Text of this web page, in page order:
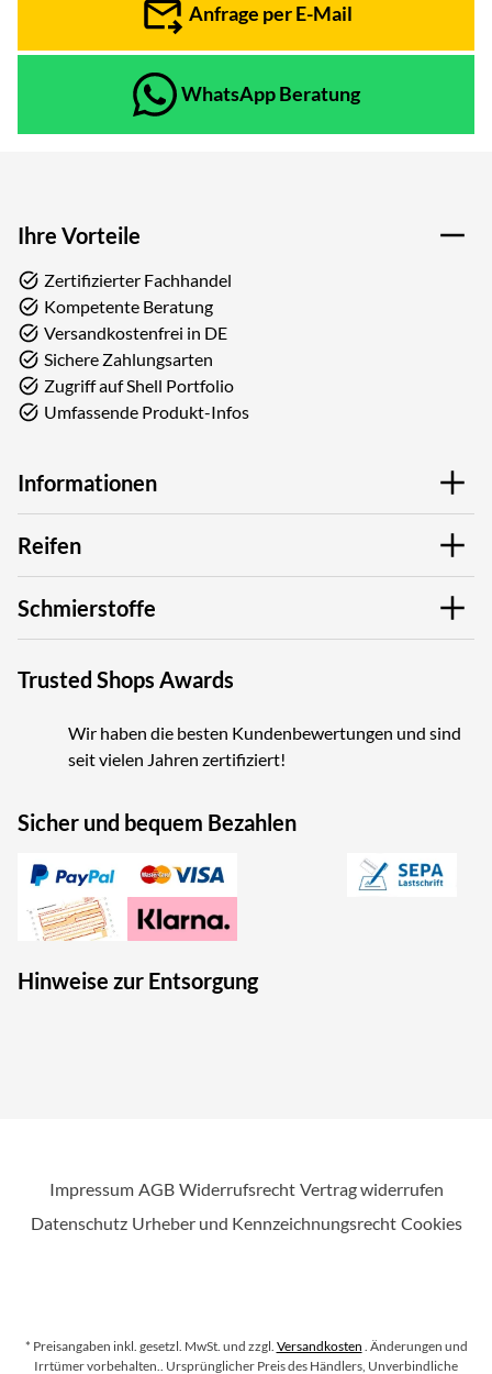
Anfrage per E-Mail
WhatsApp Beratung
Ihre Vorteile
Zertifizierter Fachhandel
Kompetente Beratung
Versandkostenfrei in DE
Sichere Zahlungsarten
Zugriff auf Shell Portfolio
Umfassende Produkt-Infos
Informationen
Reifen
Schmierstoffe
Trusted Shops Awards
Wir haben die besten Kundenbewertungen und sind
seit vielen Jahren zertifiziert!
Sicher und bequem Bezahlen
Hinweise zur Entsorgung
Impressum AGB Widerrufsrecht Vertrag widerrufen
Datenschutz Urheber und Kennzeichnungsrecht Cookies
* Preisangaben inkl. gesetzl. MwSt. und zzgl. Versandkosten . Änderungen und
Irrtümer vorbehalten.
. Ursprünglicher Preis des Händlers, Unverbindliche